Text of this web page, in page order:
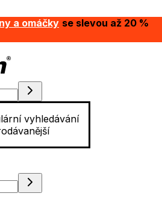
a omáčky se slevou až 20 %
vyhledávání